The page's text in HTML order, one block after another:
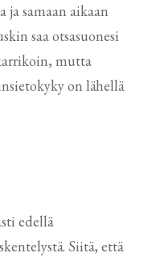
ja samaan aikaan
saa otsasuonesi
mutta
on lähellä
edellä
Siitä, että